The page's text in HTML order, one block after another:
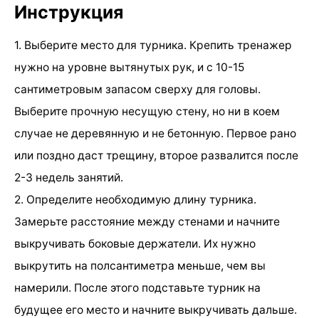
Инструкция
1. Выберите место для турника. Крепить тренажер
нужно на уровне вытянутых рук, и с 10-15
сантиметровым запасом сверху для головы.
Выберите прочную несущую стену, но ни в коем
случае не деревянную и не бетонную. Первое рано
или поздно даст трещину, второе развалится после
2-3 недель занятий.
2. Определите необходимую длину турника.
Замерьте расстояние между стенами и начните
выкручивать боковые держатели. Их нужно
выкрутить на полсантиметра меньше, чем вы
намерили. После этого подставьте турник на
будущее его место и начните выкручивать дальше.